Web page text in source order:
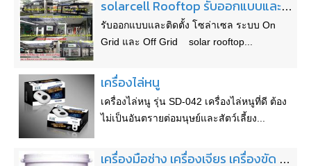
solarcell Rooftop รับออกแบบและติดตั้ง โซล่าเซล ระบบ On Grid และ Off Grid solar rooftop
รับออกแบบและติดตั้ง โซล่าเซล ระบบ On
Grid และ Off Grid solar rooftop...
เครื่องไล่หนู
เครื่องไล่หนู รุ่น SD-042 เครื่องไล่หนูที่ดี ต้อง
ไม่เป็นอันตรายต่อมนุษย์และสัตว์เลี้ยง...
เครื่องมือช่าง เครื่องเจียร เครื่องขัด สว่าน เครื่องจิ๊กซอ เครืองเชื่อม ลวดเชื่อม ใบเจียร หน้าแปลนเชื่อมเหล็ก-แสตนเลส อุปกรณ์ฟิตติ้ง และสีทาอาคาร สีอุตสาหกรรม 0882990943(TOB)